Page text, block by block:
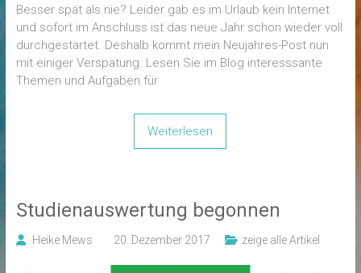
Besser spät als nie? Leider gab es im Urlaub kein Internet
und sofort im Anschluss ist das neue Jahr schon wieder voll
durchgestartet. Deshalb kommt mein Neujahres-Post nun
mit einiger Verspätung. Lesen Sie im Blog interesssante
Themen und Aufgaben für
Weiterlesen
Studienauswertung begonnen
Heike Mews 20. Dezember 2017 zeige alle Artikel